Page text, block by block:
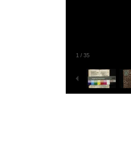
1 / 35